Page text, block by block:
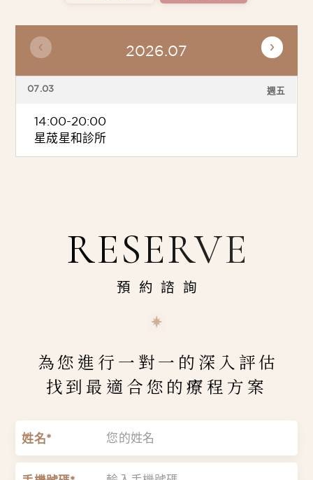
2026.07
07.03 週五
14:00-20:00
星荿星和診所
RESERVE
預約諮詢
為您進行一對一的深入評估
找到最適合您的療程方案
姓名*